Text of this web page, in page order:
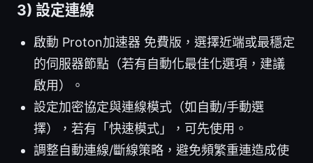
3) 設定連線
啟動 Proton加速器 免費版，選擇近端或最穩定
的伺服器節點（若有自動化最佳化選項，建議
啟用）。
設定加密協定與連線模式（如自動/手動選
擇），若有「快速模式」，可先使用。
調整自動連線/斷線策略，避免頻繁重連造成使